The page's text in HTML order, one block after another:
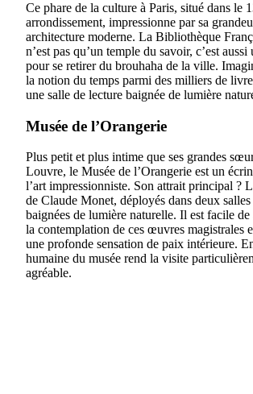
Ce phare de la culture à Paris, situé dans le
arrondissement, impressionne par sa
architecture moderne. La Bibliothèque
n’est pas qu’un temple du savoir, c’est
pour se retirer du brouhaha de la ville.
la notion du temps parmi des milliers de
une salle de lecture baignée de lumière
Musée de l’Orangerie
Plus petit et plus intime que ses grandes
Louvre, le Musée de l’Orangerie est un
l’art impressionniste. Son attrait principal ?
de Claude Monet, déployés dans deux
baignées de lumière naturelle. Il est facile de
la contemplation de ces œuvres magistrales
une profonde sensation de paix intérieure.
humaine du musée rend la visite
agréable.